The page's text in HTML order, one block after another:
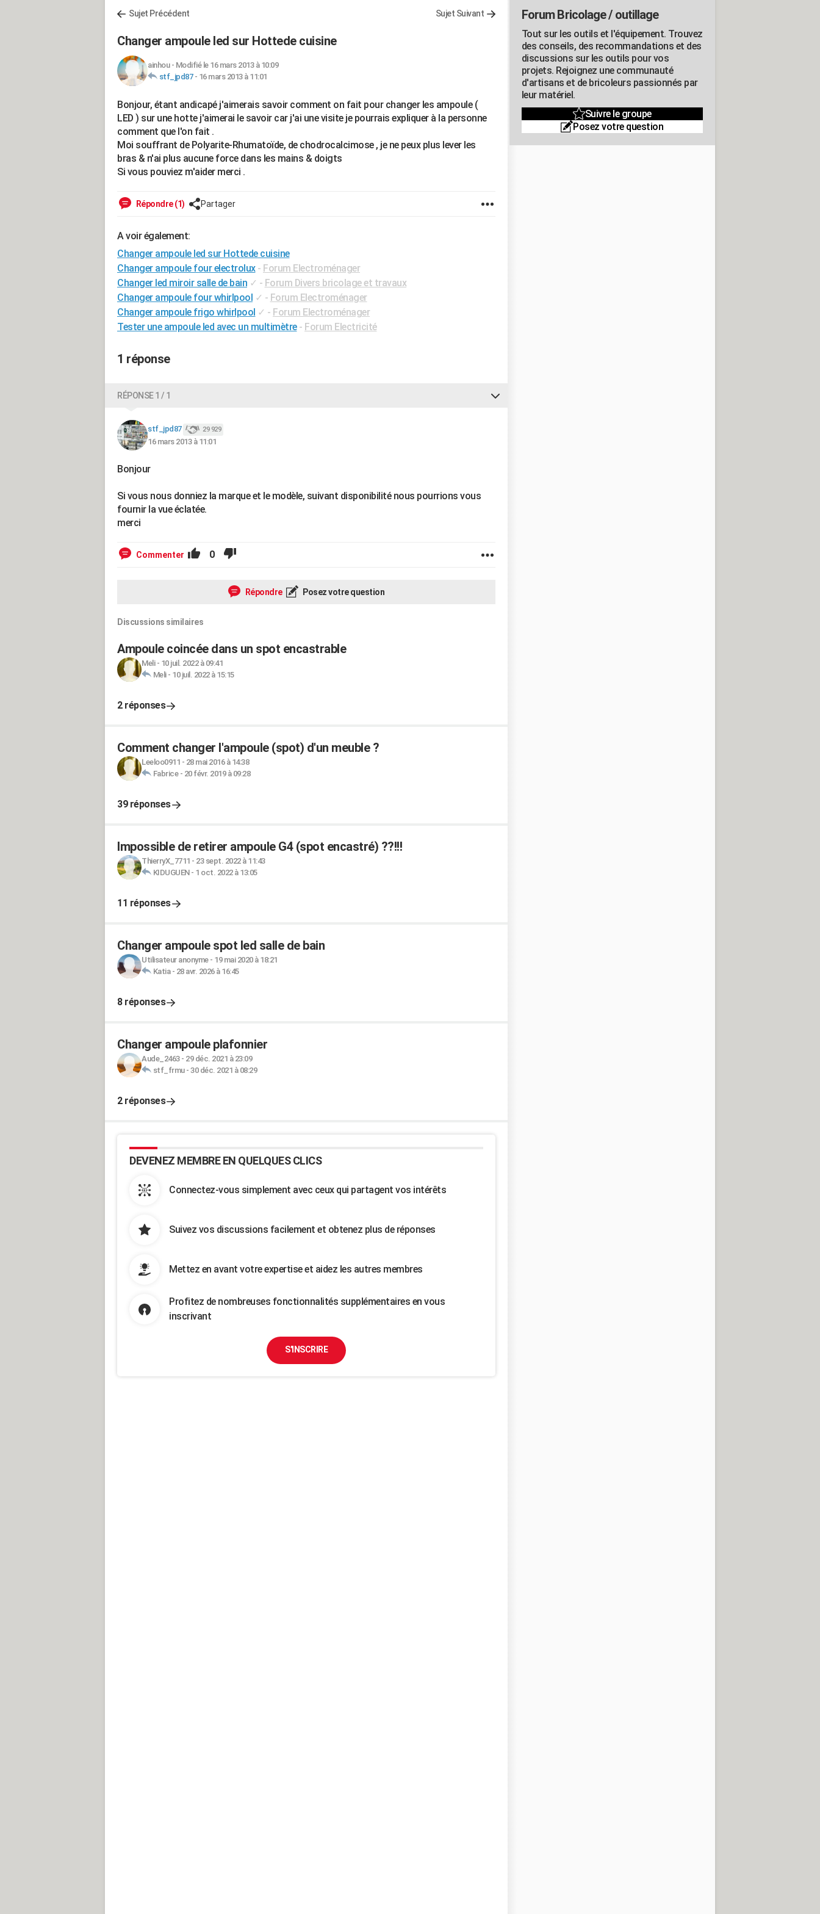
Sujet Précédent Sujet Suivant
Changer ampoule led sur Hottede cuisine
ainhou- Modifié le 16 mars 2013 à 10:09
stf_jpd87- 16 mars 2013 à 11:01
Bonjour, étant andicapé j'aimerais savoir comment on fait pour changer les ampoule (
LED ) sur une hotte j'aimerai le savoir car j'ai une visite je pourrais expliquer à la personne
comment que l'on fait .
Moi souffrant de Polyarite-Rhumatoïde, de chodrocalcimose , je ne peux plus lever les
bras & n'ai plus aucune force dans les mains & doigts
Si vous pouviez m'aider merci .
Répondre (1) Partager
A voir également:
Changer ampoule led sur Hottede cuisine
Changer ampoule four electrolux - Forum Electroménager
Changer led miroir salle de bain ✓ - Forum Divers bricolage et travaux
Changer ampoule four whirlpool ✓ - Forum Electroménager
Changer ampoule frigo whirlpool ✓ - Forum Electroménager
Tester une ampoule led avec un multimètre - Forum Electricité
1 réponse
RÉPONSE 1 / 1
stf_jpd87 29 929
16 mars 2013 à 11:01
Bonjour
Si vous nous donniez la marque et le modèle, suivant disponibilité nous pourrions vous
fournir la vue éclatée.
merci
Commenter 0
Répondre Posez votre question
Discussions similaires
Ampoule coincée dans un spot encastrable
Meli- 10 juil. 2022 à 09:41
Meli- 10 juil. 2022 à 15:15
2 réponses
Comment changer l'ampoule (spot) d'un meuble ?
Leeloo0911 - 28 mai 2016 à 14:38
Fabrice- 20 févr. 2019 à 09:28
39 réponses
Impossible de retirer ampoule G4 (spot encastré) ??!!!
ThierryX_7711 - 23 sept. 2022 à 11:43
KIDUGUEN- 1 oct. 2022 à 13:05
11 réponses
Changer ampoule spot led salle de bain
Utilisateur anonyme- 19 mai 2020 à 18:21
Katia- 28 avr. 2026 à 16:45
8 réponses
Changer ampoule plafonnier
Aude_2463- 29 déc. 2021 à 23:09
stf_frmu- 30 déc. 2021 à 08:29
2 réponses
DEVENEZ MEMBRE EN QUELQUES CLICS
Connectez-vous simplement avec ceux qui partagent vos intérêts
Suivez vos discussions facilement et obtenez plus de réponses
Mettez en avant votre expertise et aidez les autres membres
Profitez de nombreuses fonctionnalités supplémentaires en vous
inscrivant
S'INSCRIRE
Forum Bricolage / outillage
Tout sur les outils et l'équipement. Trouvez
des conseils, des recommandations et des
discussions sur les outils pour vos
projets. Rejoignez une communauté
d'artisans et de bricoleurs passionnés par
leur matériel.
Suivre le groupe
Posez votre question